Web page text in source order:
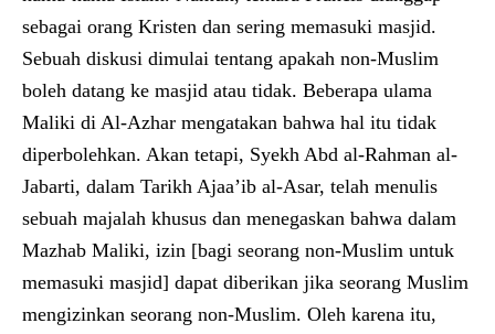
sebagai orang Kristen dan sering memasuki masjid.
Sebuah diskusi dimulai tentang apakah non-Muslim
boleh datang ke masjid atau tidak. Beberapa ulama
Maliki di Al-Azhar mengatakan bahwa hal itu tidak
diperbolehkan. Akan tetapi, Syekh Abd al-Rahman al-
Jabarti, dalam Tarikh Ajaa’ib al-Asar, telah menulis
sebuah majalah khusus dan menegaskan bahwa dalam
Mazhab Maliki, izin [bagi seorang non-Muslim untuk
memasuki masjid] dapat diberikan jika seorang Muslim
mengizinkan seorang non-Muslim. Oleh karena itu,